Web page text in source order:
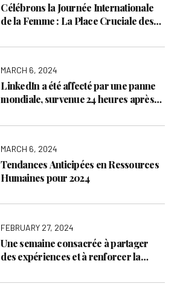
Célébrons la Journée Internationale
de la Femme : La Place Cruciale des
Impact sur la Responsabilité Sociale
MARCH 6, 2024
LinkedIn a été affecté par une panne
mondiale, survenue 24 heures après
MARCH 6, 2024
Tendances Anticipées en Ressources
Humaines pour 2024
FEBRUARY 27, 2024
Une semaine consacrée à partager
des expériences et à renforcer la
Professionnelle entre le Maroc et le